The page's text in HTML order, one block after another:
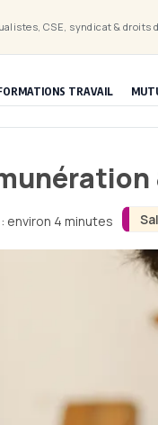
CSE, syndicat & droits
TRAVAIL
environ 4 minutes